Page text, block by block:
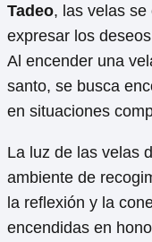
Tadeo, las velas
expresar los
Al encender una
santo, se busca
en situaciones
La luz de las velas
ambiente de
la reflexión y la
encendidas en